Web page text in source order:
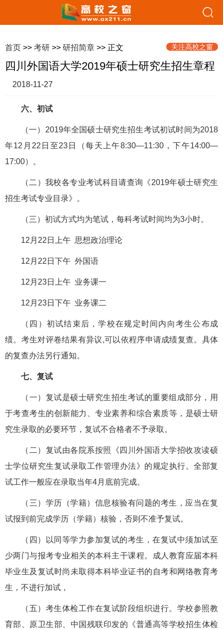
首页 >> 考研 >> 研招简章 >> 正文 关注高校之窗
四川外国语大学2019年硕士研究生招生章程
2018-11-27
六、初试
（一）2019年全国硕士研究生招生考试初试时间为2018
年12月22日至23日（每天上午8:30—11:30，下午14:00—
17:00）。
（二）我校各专业考试科目请查询《2019年硕士研究生
招生考试专业目录》。
（三）初试方式均为笔试，每科考试时间均为3小时。
12月22日上午 思想政治理论
12月22日下午 外国语
12月23日上午 业务课一
12月23日下午 业务课二
（四）初试结束后，学校在规定时间内向考生公布成
绩。考生对评卷结果有异议,可以依程序申请成绩复查。具体
的复查办法另行通知。
七、复试
（一）复试是硕士研究生招生考试的重要组成部分，用
于考查考生的创新能力、专业素养和综合素质等，是硕士研
究生录取的必要环节，复试不合格者不予录取。
（二）复试由各院系按照《四川外国语大学招收攻读硕
士学位研究生复试录取工作管理办法》的规定执行。全部复
试工作一般应在录取当年4月底前完成。
（三）学历（学籍）信息核验有问题的考生，应当在复
试报到前完成学历（学籍）核验，否则不准予复试。
（四）以同等学力参加复试的考生，在复试中须加试至
少两门与报考专业相关的本科主干课程。成人教育应届本科
毕业生及复试时尚未取得本科毕业证书的自考和网络教育考
生，不进行加试，
（五）考生体检工作在复试阶段组织进行。学校参照教
育部、原卫生部、中国残联印发的《普通高等学校招生体检